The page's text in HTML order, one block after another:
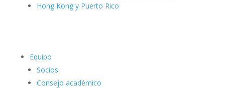
Hong Kong y Puerto Rico
Equipo
Socios
Consejo académico